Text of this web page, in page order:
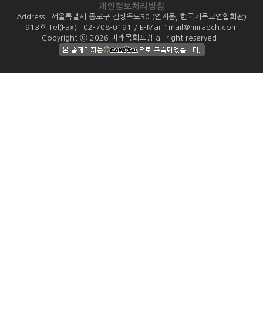
개인정보처리방침
Address : 서울특별시 종로구 김상옥로30 (연지동, 한국기독교연합회관)
913호 Tel(Fax) : 02-708-0191 / E-Mail : mail@miraech.com
Copyright ⓒ 2026 미래목회포럼 all right reserved